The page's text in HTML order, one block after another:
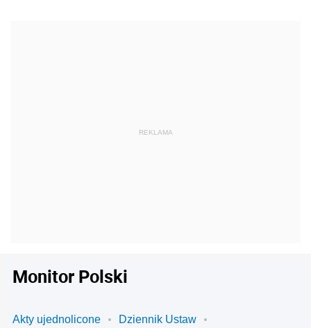
Monitor Polski
Akty ujednolicone
Dziennik Ustaw